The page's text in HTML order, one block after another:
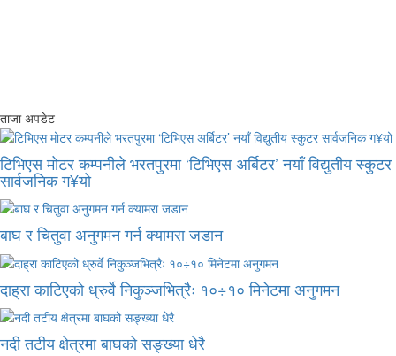
ताजा अपडेट
टिभिएस मोटर कम्पनीले भरतपुरमा ‘टिभिएस अर्बिटर’ नयाँ विद्युतीय स्कुटर
सार्वजनिक ग¥यो
बाघ र चितुवा अनुगमन गर्न क्यामरा जडान
दाह्रा काटिएको ध्रुर्वे निकुञ्जभित्रैः १०÷१० मिनेटमा अनुगमन
नदी तटीय क्षेत्रमा बाघको सङ्ख्या धेरै